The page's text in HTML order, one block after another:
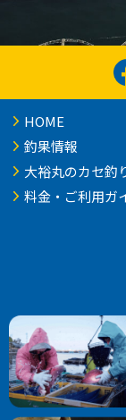
HOME
釣果情報
大裕丸のカセ釣
料金・ご利用ガ